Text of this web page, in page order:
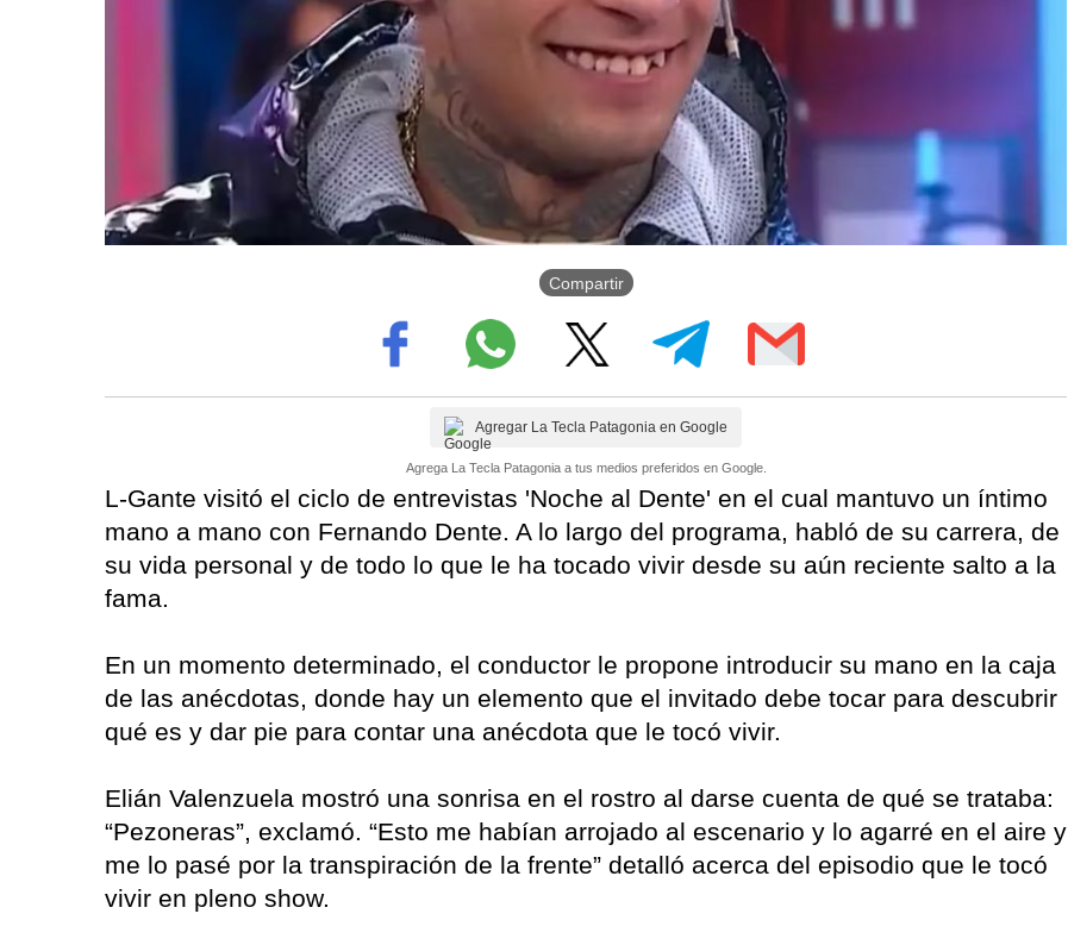
Compartir
Agregar La Tecla Patagonia en Google
Agrega La Tecla Patagonia a tus medios preferidos en Google.
L-Gante visitó el ciclo de entrevistas 'Noche al Dente' en el cual mantuvo un íntimo
mano a mano con Fernando Dente. A lo largo del programa, habló de su carrera, de
su vida personal y de todo lo que le ha tocado vivir desde su aún reciente salto a la
fama.
En un momento determinado, el conductor le propone introducir su mano en la caja
de las anécdotas, donde hay un elemento que el invitado debe tocar para descubrir
qué es y dar pie para contar una anécdota que le tocó vivir.
Elián Valenzuela mostró una sonrisa en el rostro al darse cuenta de qué se trataba:
“Pezoneras”, exclamó. “Esto me habían arrojado al escenario y lo agarré en el aire y
me lo pasé por la transpiración de la frente” detalló acerca del episodio que le tocó
vivir en pleno show.